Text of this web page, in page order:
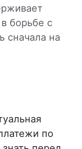
борьбе с
сначала на
по